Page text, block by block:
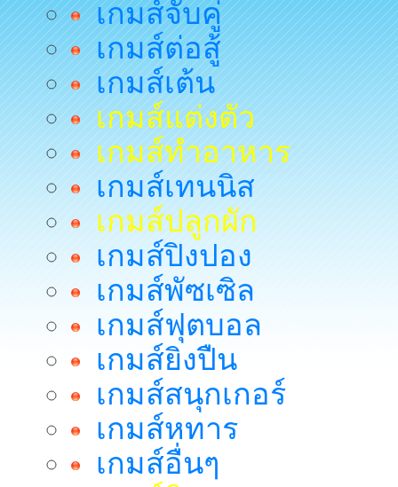
เกมส์จับคู่
เกมส์ต่อสู้
เกมส์เต้น
เกมส์แต่งตัว
เกมส์ทำอาหาร
เกมส์เทนนิส
เกมส์ปลูกผัก
เกมส์ปิงปอง
เกมส์พัซเซิล
เกมส์ฟุตบอล
เกมส์ยิงปืน
เกมส์สนุกเกอร์
เกมส์หทาร
เกมส์อื่นๆ